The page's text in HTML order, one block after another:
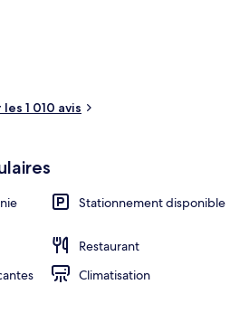
les points saillants. Les autres voyageurs
serviable. L’hébergement se situe
du transport en commun : Gare de
à 3 minutes et Arrêt de tram Anny
1 010 avis
Stationnement disponible
Restaurant
Climatisation